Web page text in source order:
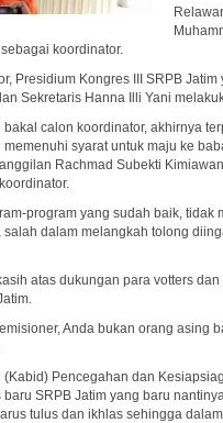
koordinator.
Presidium Kongres III SRPB
Sekretaris Hanna Illi Yani
calon koordinator, akhirnya
memenuhi syarat untuk maju ke
Rachmad Subekti
program yang sudah baik,
dalam melangkah tolong
atas dukungan para votters
Anda bukan orang asing
Pencegahan dan
SRPB Jatim yang baru
tulus dan ikhlas sehingga